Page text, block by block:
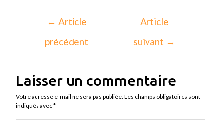
← Article
précédent
Article
suivant →
Laisser un commentaire
Votre adresse e-mail ne sera pas publiée. Les champs obligatoires sont
indiqués avec*